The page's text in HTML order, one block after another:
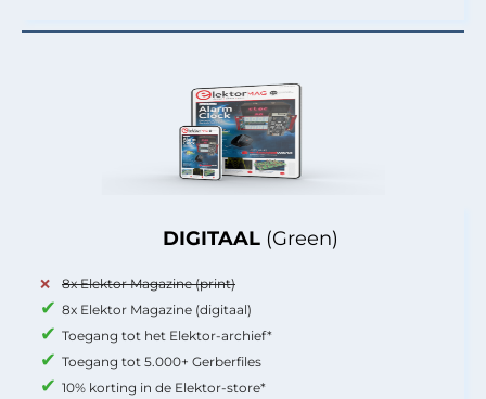
DIGITAAL (Green)
8x Elektor Magazine (print)
8x Elektor Magazine (digitaal)
Toegang tot het Elektor-archief*
Toegang tot 5.000+ Gerberfiles
10% korting in de Elektor-store*